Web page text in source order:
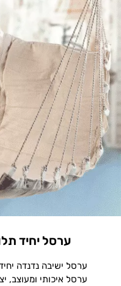
ערסל יחיד
ערסל ישיבה נדנדה
ערסל איכותי ומעוצב,